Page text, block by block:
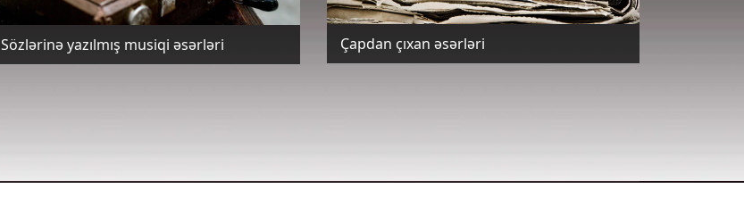
Sözlərinə yazılmış musiqi əsərləri Çapdan çıxan əsərləri